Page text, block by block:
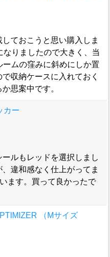
ておこうと思い購入しま
なりましたので大きく、当
ムの窪みに斜めにしか置
収納ケースに入れておく
思案中です。
カー
ルもレッドを選択しまし
違和感なく仕上がってま
ます。買って良かったで
（Mサイズ